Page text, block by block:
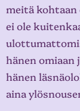
meitä
ei ole
hänen
hänen
aina